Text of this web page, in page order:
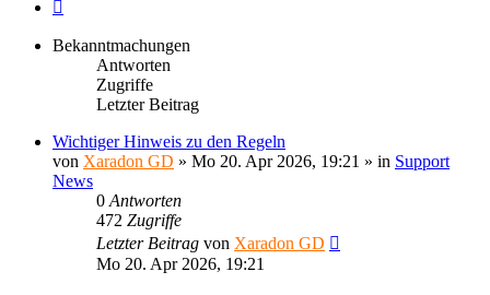
Bekanntmachungen
Antworten
Zugriffe
Letzter Beitrag
Wichtiger Hinweis zu den Regeln
von Xaradon GD » Mo 20. Apr 2026, 19:21 » in Support
News
0 Antworten
472 Zugriffe
Letzter Beitrag von Xaradon GD
Mo 20. Apr 2026, 19:21